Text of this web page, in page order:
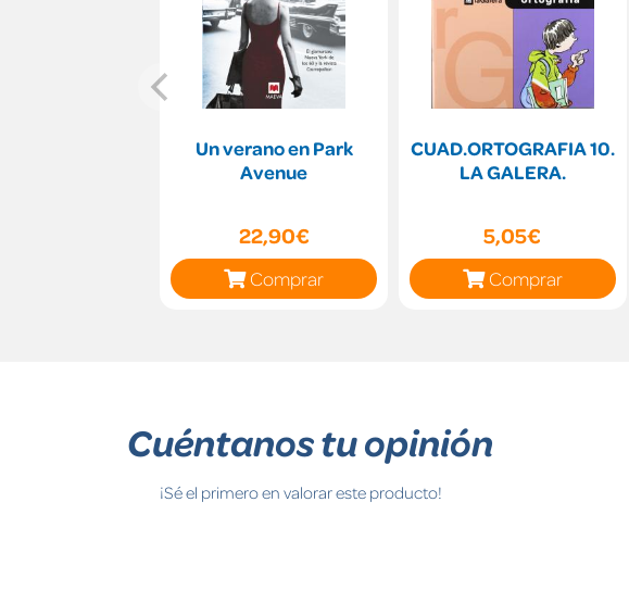
Un verano en Park
Avenue
22,90€
Comprar
CUAD.ORTOGRAFIA 10.
LA GALERA.
5,05€
Comprar
Cuéntanos tu opinión
¡Sé el primero en valorar este producto!